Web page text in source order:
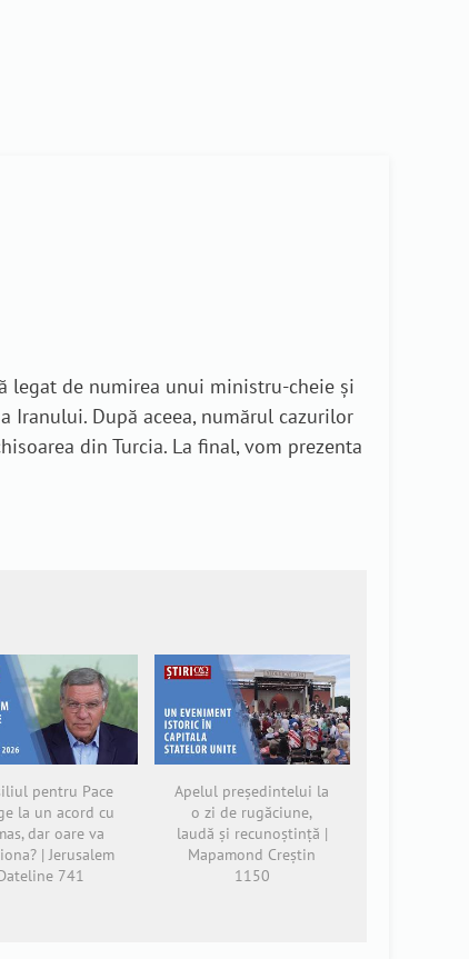
legat de numirea unui ministru-cheie și
Iranului. După aceea, numărul cazurilor
din Turcia. La final, vom prezenta
pentru Pace
la un acord cu
dar oare va
| Jerusalem
741
Apelul președintelui la
o zi de rugăciune,
laudă și recunoștință |
Mapamond Creștin
1150